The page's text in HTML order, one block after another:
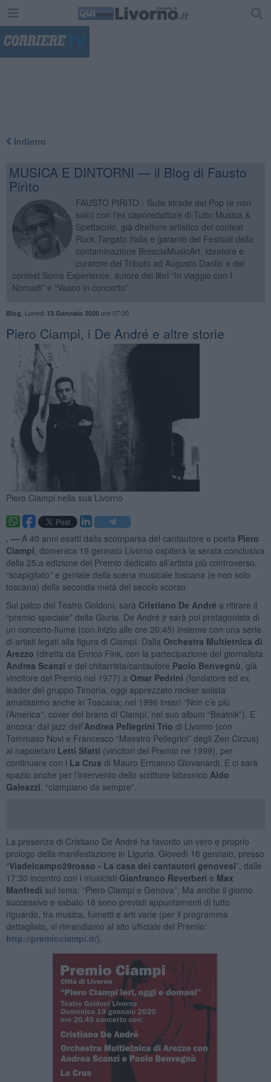
Indietro
MUSICA E DINTORNI — il Blog di Fausto
Pirìto
FAUSTO PIRITO - Sulle strade del Pop (e non
solo) con l'ex caporedattore di Tutto Musica &
Spettacolo, già direttore artistico del contest
Rock Targato Italia e garante del Festival della
contaminazione BresciaMusicArt, ideatore e
curatore del Tributo ad Augusto Daolio e del
contest Soms Experience, autore dei libri “In viaggio con I
Nomadi” e “Vasco in concerto”
Blog Lunedì 13 Gennaio 2020ore 07:30
​Piero Ciampi, i De André e altre storie
Piero Ciampi nella sua Livorno
. — A 40 anni esatti dalla scomparsa del cantautore e poeta Piero
Ciampi , domenica 19 gennaio Livorno ospiterà la serata conclusiva
della 25.a edizione del Premio dedicato all’artista più controverso,
“scapigliato” e geniale della scena musicale toscana (e non solo
toscana) della seconda metà del secolo scorso.
Sul palco del Teatro Goldoni, sarà Cristiano De André a ritirare il
“premio speciale” della Giuria. De André jr sarà poi protagonista di
un concerto-fiume (con inizio alle ore 20:45) insieme con una serie
di artisti legati alla figura di Ciampi. Dalla Orchestra Multietnica di
Arezzo (diretta da Enrico Fink, con la partecipazione del giornalista
Andrea Scanzi e del chitarrista/cantautore Paolo Benvegnù , già
vincitore del Premio nel 1977) a Omar Pedrini (fondatore ed ex
leader del gruppo Timorìa, oggi apprezzato rocker solista
amatissimo anche in Toscana; nel 1996 inserì “Non c’è più
l’America”, cover del brano di Ciampi, nel suo album “Beatnik”). E
ancora: dal jazz dell’Andrea Pellegrini Trio di Livorno (con
Tommaso Novi e Francesco “Maestro Pellegrini” degli Zen Circus)
ai napoletani Letti Sfatti (vincitori del Premio ne 1999), per
continuare con i La Crus di Mauro Ermanno Giovanardi. E ci sarà
spazio anche per l’intervento dello scrittore labronico Aldo
Galeazzi , “ciampiano da sempre”.
La presenza di Cristiano De André ha favorito un vero e proprio
prologo della manifestazione in Liguria. Giovedì 16 gennaio, presso
“Viadelcampo29rosso - La casa dei cantautori genovesi”, dalle
17:30 incontro con i musicisti Gianfranco Reverberi e Max
Manfredi sul tema: “Piero Ciampi e Genova”. Ma anche il giorno
successivo e sabato 18 sono previsti appuntamenti di tutto
riguardo, tra musica, fumetti e arti varie (per il programma
dettagliato, vi rimandiamo al sito ufficiale del Premio:
http://premiociampi.it/).